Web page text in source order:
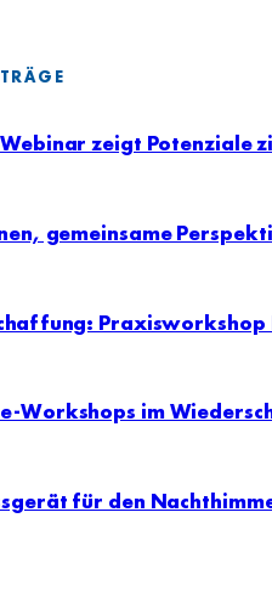
Webinar zeigt
gemeinsame
Workshops im
für den